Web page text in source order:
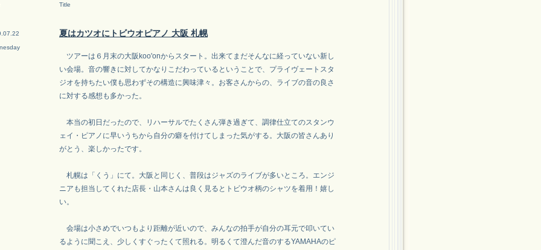
Title
夏はカツオにトビウオピアノ 大阪 札幌
ツアーは６月末の大阪koo'onからスタート。出来てまだそんなに経っていない新し
い会場。音の響きに対してかなりこだわっているということで、プライヴェートスタ
ジオを持ちたい僕も思わずその構造に興味津々。お客さんからの、ライブの音の良さ
に対する感想も多かった。
本当の初日だったので、リハーサルでたくさん弾き過ぎて、調律仕立てのスタンウ
ェイ・ピアノに早いうちから自分の癖を付けてしまった気がする。大阪の皆さんあり
がとう、楽しかったです。
札幌は「くう」にて。大阪と同じく、普段はジャズのライブが多いところ。エンジ
ニアも担当してくれた店長・山本さんは良く見るとトビウオ柄のシャツを着用！嬉し
い。
会場は小さめでいつもより距離が近いので、みんなの拍手が自分の耳元で叩いてい
るように聞こえ、少しくすぐったくて照れる。明るくて澄んだ音のするYAMAHAのピ